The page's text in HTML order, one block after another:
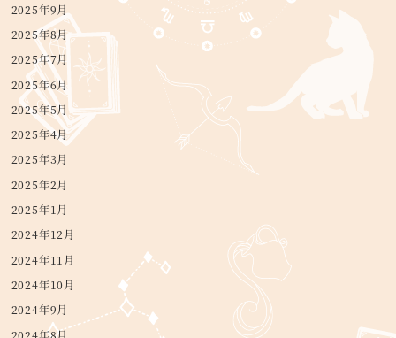
2025年9月
2025年8月
2025年7月
2025年6月
2025年5月
2025年4月
2025年3月
2025年2月
2025年1月
2024年12月
2024年11月
2024年10月
2024年9月